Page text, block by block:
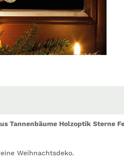
Tannenbäume Holzoptik Sterne
Weihnachtsdeko.